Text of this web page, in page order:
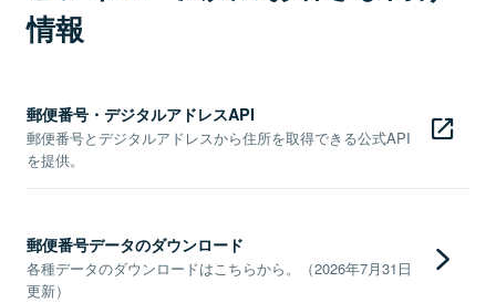
情報
郵便番号・デジタルアドレスAPI
郵便番号とデジタルアドレスから住所を取得できる公式API
を提供。
郵便番号データのダウンロード
各種データのダウンロードはこちらから。（2026年7月31日
更新）